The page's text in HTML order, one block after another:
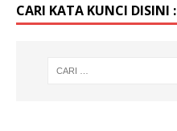
CARI KATA KUNCI DISINI :